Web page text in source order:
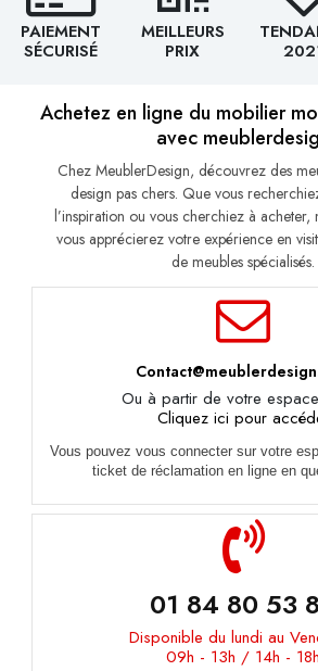
PAIEMENT
SÉCURISÉ
MEILLEURS
PRIX
Achetez en ligne du mobilier
avec
Chez MeublerDesign, découvrez des
design pas chers. Que vous
l’inspiration ou vous cherchiez à acheter,
vous apprécierez votre expérience en
de meubles spécialisés.
Ou à partir de votre
Cliquez ici pour
Vous pouvez vous connecter sur votre
ticket de réclamation en ligne en
01 84 80 53
Disponible du lundi au
09h - 13h / 14h - 18h